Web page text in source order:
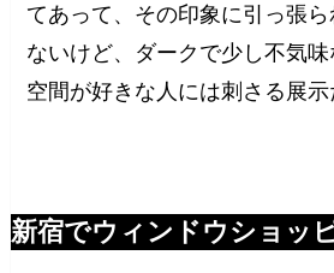
てあって、その印象に引っ張
ないけど、ダークで少し不気
空間が好きな人には刺さる展示
新宿でウィンドウショッ